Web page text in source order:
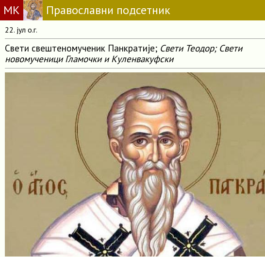
МК Православни подсетник
22. јул о.г.
Свети свештеномученик Панкратије; Свети Теодор; Свети
новомученици Гламочки и Куленвакуфски